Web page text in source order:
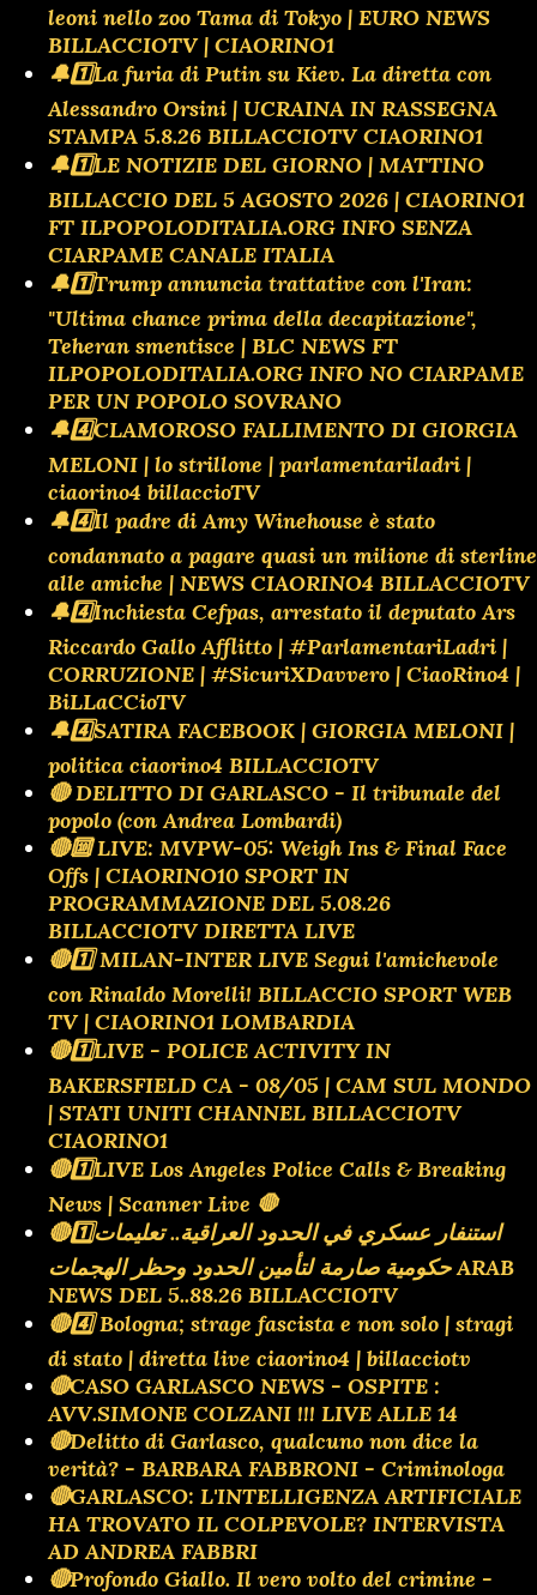
leoni nello zoo Tama di Tokyo | EURO NEWS
BILLACCIOTV | CIAORINO1
🔔1️⃣La furia di Putin su Kiev. La diretta con
Alessandro Orsini | UCRAINA IN RASSEGNA
STAMPA 5.8.26 BILLACCIOTV CIAORINO1
🔔1️⃣LE NOTIZIE DEL GIORNO | MATTINO
BILLACCIO DEL 5 AGOSTO 2026 | CIAORINO1
FT ILPOPOLODITALIA.ORG INFO SENZA
CIARPAME CANALE ITALIA
🔔1️⃣Trump annuncia trattative con l'Iran:
"Ultima chance prima della decapitazione",
Teheran smentisce | BLC NEWS FT
ILPOPOLODITALIA.ORG INFO NO CIARPAME
PER UN POPOLO SOVRANO
🔔4️⃣CLAMOROSO FALLIMENTO DI GIORGIA
MELONI | lo strillone | parlamentariladri |
ciaorino4 billaccioTV
🔔4️⃣Il padre di Amy Winehouse è stato
condannato a pagare quasi un milione di sterline
alle amiche | NEWS CIAORINO4 BILLACCIOTV
🔔4️⃣Inchiesta Cefpas, arrestato il deputato Ars
Riccardo Gallo Afflitto | #ParlamentariLadri |
CORRUZIONE | #SicuriXDavvero | CiaoRino4 |
BiLLaCCioTV
🔔4️⃣SATIRA FACEBOOK | GIORGIA MELONI |
politica ciaorino4 BILLACCIOTV
🔴 DELITTO DI GARLASCO - Il tribunale del
popolo (con Andrea Lombardi)
🔴🔟 LIVE: MVPW-05: Weigh Ins & Final Face
Offs | CIAORINO10 SPORT IN
PROGRAMMAZIONE DEL 5.08.26
BILLACCIOTV DIRETTA LIVE
🔴1️⃣ MILAN-INTER LIVE Segui l'amichevole
con Rinaldo Morelli! BILLACCIO SPORT WEB
TV | CIAORINO1 LOMBARDIA
🔴1️⃣LIVE - POLICE ACTIVITY IN
BAKERSFIELD CA - 08/05 | CAM SUL MONDO
| STATI UNITI CHANNEL BILLACCIOTV
CIAORINO1
🔴1️⃣LIVE Los Angeles Police Calls & Breaking
News | Scanner Live 🛑
🔴1️⃣استنفار عسكري في الحدود العراقية.. تعليمات
حكومية صارمة لتأمين الحدود وحظر الهجمات ARAB
NEWS DEL 5..88.26 BILLACCIOTV
🔴4️⃣ Bologna; strage fascista e non solo | stragi
di stato | diretta live ciaorino4 | billacciotv
🔴CASO GARLASCO NEWS - OSPITE :
AVV.SIMONE COLZANI !!! LIVE ALLE 14
🔴Delitto di Garlasco, qualcuno non dice la
verità? - BARBARA FABBRONI - Criminologa
🔴GARLASCO: L'INTELLIGENZA ARTIFICIALE
HA TROVATO IL COLPEVOLE? INTERVISTA
AD ANDREA FABBRI
🔴Profondo Giallo. Il vero volto del crimine -